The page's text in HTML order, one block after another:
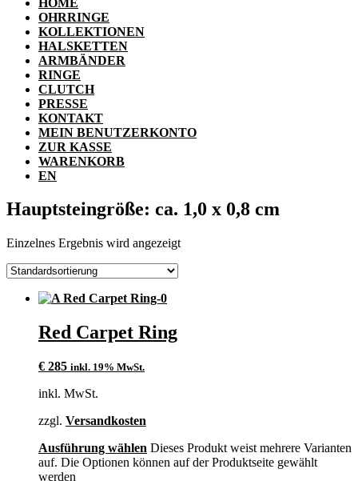
OHRRINGE
KOLLEKTIONEN
HALSKETTEN
ARMBÄNDER
RINGE
CLUTCH
PRESSE
KONTAKT
MEIN BENUTZERKONTO
ZUR KASSE
WARENKORB
EN
Hauptsteingröße: ca. 1,0 x 0,8 cm
Einzelnes Ergebnis wird angezeigt
Red Carpet Ring
€ 285 inkl. 19% MwSt.
inkl. MwSt.
zzgl. Versandkosten
Ausführung wählen Dieses Produkt weist mehrere Varianten
auf. Die Optionen können auf der Produktseite gewählt
werden